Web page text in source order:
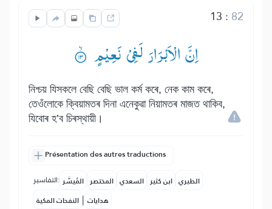
13 : 82
اِنَّ الْاَبْرَارَ لَفِیْ نَعِیْمٍ ۟ۙ
নিশ্চয় যিসকলে বেছি বেছি ভাল কৰ্ম কৰে, নেক কাম কৰে,
তেওঁলোকে ক্বিয়ামতৰ দিনা এনেকুৱা নিয়ামতৰ মাজত থাকিব,
যিবোৰ হ’ব চিৰস্থায়ী।
Présentation des autres traductions
التفاسير: المُيسَّر المختصر السعدي ابن كثير الطبري
النفحات المكية | هدايات